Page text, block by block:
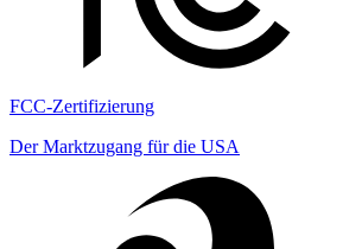
FCC-Zertifizierung
Der Marktzugang für die USA